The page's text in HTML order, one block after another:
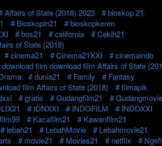
Affairs of State (2018) 2023
bioskop 21
Bioskopin21
bioskopkeren
bos21 california
Cekih21
of State (2018)
cinema21 Cinema21XXI
cinemaindo
download film download film Affairs of State
dunia21 Family
Fantasy
film Affairs of State (2018)
filmapik
gratis Gudangfilm21
Gudangmovie
IDNXXI INDOFILM
INDOXXI
Kacafilm21
Kawanfilm21
lebah21 LebahMovie
Lebahmovie21
movie21 Movies21 netflix